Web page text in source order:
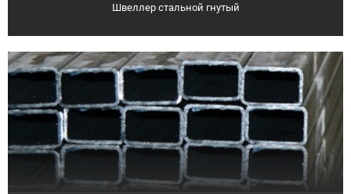
Швеллер стальной гнутый